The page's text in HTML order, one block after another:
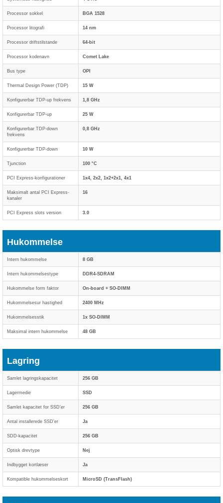
Processor sokkel BGA 1528
Processor litografi 14 nm
Processor driftstilstande 64-bit
Processor kodenavn Comet Lake
Bus type OPI
Thermal Design Power (TDP) 15 W
Konfigurerbar TDP-up frekvens 1,8 GHz
Konfigurerbar TDP-up 25 W
Konfigurerbar TDP-down
frekvens
0,8 GHz
Konfigurerbar TDP-down 10 W
Tjunction 100 °C
PCI Express-konfigurationer 1x4, 2x2, 1x2+2x1, 4x1
Maksimalt antal PCI Express-
kanaler
16
PCI Express slots version 3.0
Hukommelse
Intern hukommelse 8 GB
Intern hukommelsestype DDR4-SDRAM
Hukommelse form faktor On-board + SO-DIMM
Hukommelsesur hastighed 2400 MHz
Hukommelsesstik 1x SO-DIMM
Maksimal intern hukommelse 48 GB
Lagring
Samlet lagringskapacitet 256 GB
Lagermedie SSD
Samlet kapacitet for SSD'er 256 GB
Antal installerede SSD'er Ja
SDD-kapacitet 256 GB
Optisk drevtype Nej
Indbygget kortlæser Ja
Kompatible hukommelseskort MicroSD (TransFlash)